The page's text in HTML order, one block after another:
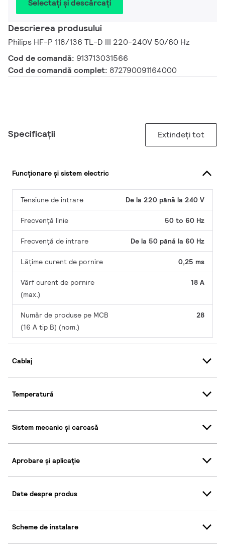
Selectați și descărcați
Descrierea produsului
Philips HF-P 118/136 TL-D III 220-240V 50/60 Hz
Cod de comandă: 913713031566
Cod de comandă complet: 872790091164000
Specificații Extindeți tot
Funcționare și sistem electric
Tensiune de intrare De la 220 până la 240 V
Frecvență linie 50 to 60 Hz
Frecvență de intrare De la 50 până la 60 Hz
Lățime curent de pornire 0,25 ms
Vârf curent de pornire
(max.)
18 A
Număr de produse pe MCB
(16 A tip B) (nom.)
28
Cablaj
Temperatură
Sistem mecanic și carcasă
Aprobare și aplicație
Date despre produs
Scheme de instalare